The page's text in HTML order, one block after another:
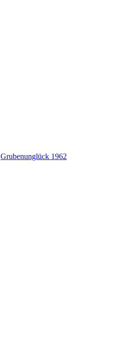
Grubenunglück 1962